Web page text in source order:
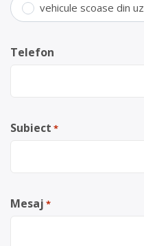
vehicule scoase din uz
Telefon
Subiect *
Mesaj *